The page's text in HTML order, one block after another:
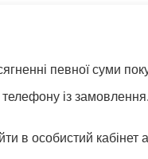
певної суми
із
в особистий